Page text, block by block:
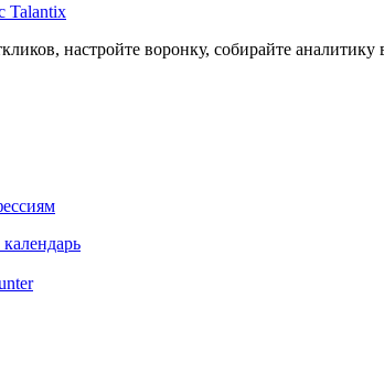
Talantix
настройте воронку, собирайте аналитику